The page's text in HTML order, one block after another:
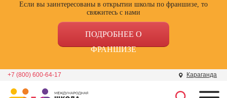
Если вы заинтересованы в открытии школы по франшизе, то
свяжитесь с нами
ПОДРОБНЕЕ О
ФРАНШИЗЕ
+7 (800) 600-64-17 Караганда